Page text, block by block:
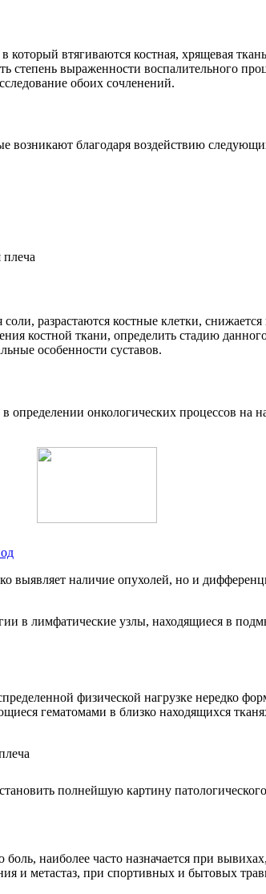
втягиваются костная, хрящевая
выраженности воспалительного
обоих сочленений.
возникают благодаря воздействию
разрастаются костные клетки,
костной ткани, определить стадию
особенности суставов.
онкологических процессов на
выявляет наличие опухолей, но и
в лимфатические узлы, находящиеся в
физической нагрузке нередко
гематомами в близко находящихся
полнейшую картину
наиболее часто назначается при
и метастаз, при спортивных и бытовых